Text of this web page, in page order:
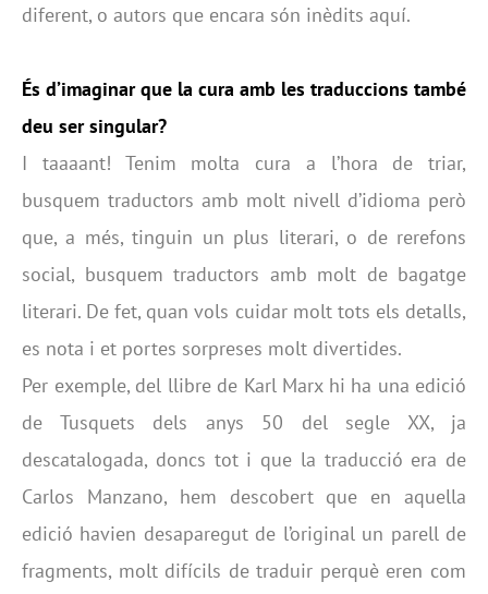
diferent, o autors que encara són inèdits aquí.
És d’imaginar que la cura amb les traduccions també
deu ser singular?
I taaaant! Tenim molta cura a l’hora de triar,
busquem traductors amb molt nivell d’idioma però
que, a més, tinguin un plus literari, o de rerefons
social, busquem traductors amb molt de bagatge
literari. De fet, quan vols cuidar molt tots els detalls,
es nota i et portes sorpreses molt divertides.
Per exemple, del llibre de Karl Marx hi ha una edició
de Tusquets dels anys 50 del segle XX, ja
descatalogada, doncs tot i que la traducció era de
Carlos Manzano, hem descobert que en aquella
edició havien desaparegut de l’original un parell de
fragments, molt difícils de traduir perquè eren com